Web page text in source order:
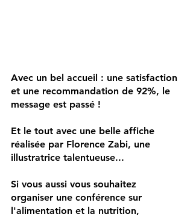
Avec un bel accueil : une satisfaction
et une recommandation de 92%, le
message est passé !
Et le tout avec une belle affiche
réalisée par Florence Zabi, une
illustratrice talentueuse...
Si vous aussi vous souhaitez
organiser une conférence sur
l'alimentation et la nutrition,